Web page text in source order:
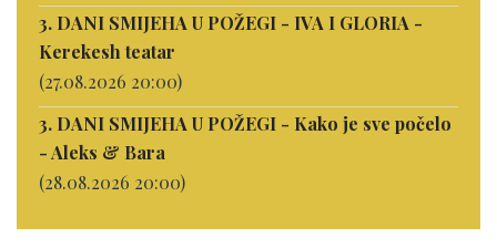
3. DANI SMIJEHA U POŽEGI - IVA I GLORIA -
Kerekesh teatar
(27.08.2026 20:00)
3. DANI SMIJEHA U POŽEGI - Kako je sve počelo
- Aleks & Bara
(28.08.2026 20:00)